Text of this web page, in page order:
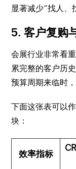
显著减少“找人、
5. 客户复购
会展行业非常看
累完整的客户历
预算周期来临时
下面这张表可以
块：
效率指标